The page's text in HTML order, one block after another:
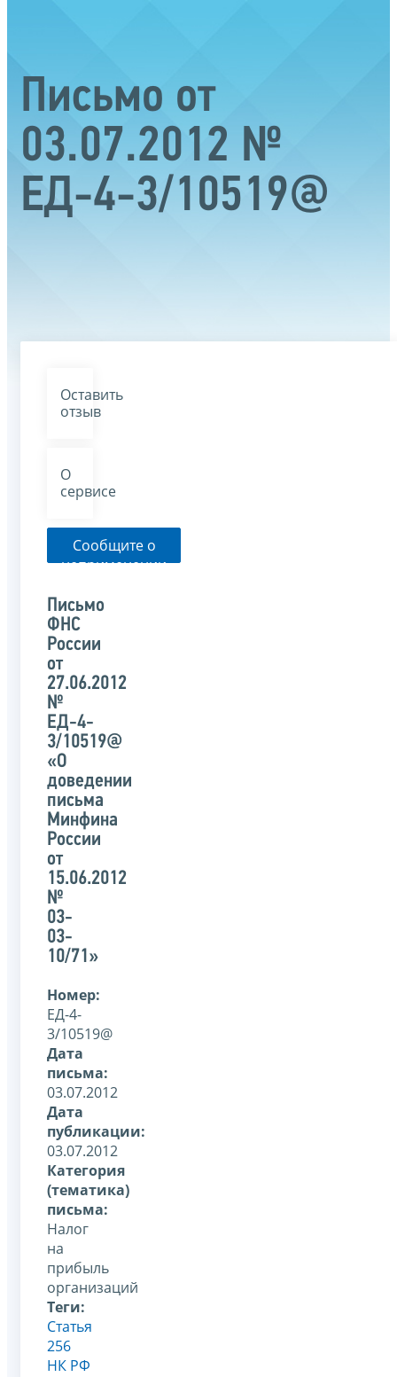
Письмо от
03.07.2012 №
ЕД-4-3/10519@
Оставить
отзыв
О
сервисе
Сообщите о
неприменении
органом
указанного
письма
Письмо
ФНС
России
от
27.06.2012
№
ЕД-4-
3/10519@
«О
доведении
письма
Минфина
России
от
15.06.2012
№
03-
03-
10/71»
Номер:
ЕД-4-
3/10519@
Дата
письма:
03.07.2012
Дата
публикации:
03.07.2012
Категория
(тематика)
письма:
Налог
на
прибыль
организаций
Теги:
Статья
256
НК РФ